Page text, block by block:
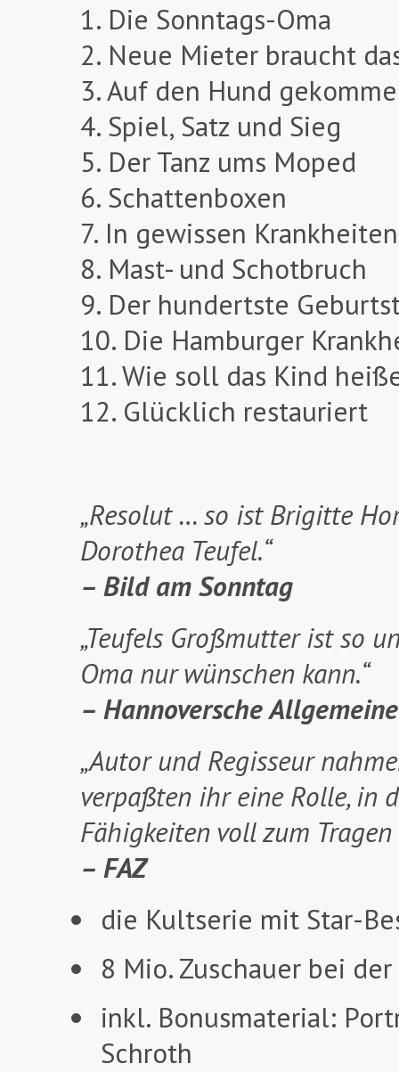
1. Die Sonntags-Oma
2. Neue Mieter braucht
3. Auf den Hund
4. Spiel, Satz und Sieg
5. Der Tanz ums Moped
6. Schattenboxen
7. In gewissen
8. Mast- und Schotbruch
9. Der hundertste
10. Die Hamburger
11. Wie soll das Kind
12. Glücklich restauriert
„Resolut … so ist Brigitte
Dorothea Teufel.“
– Bild am Sonntag
„Teufels Großmutter ist so
Oma nur wünschen kann.“
– Hannoversche Allgemeine
„Autor und Regisseur
verpaßten ihr eine Rolle, in
Fähigkeiten voll zum
– FAZ
die Kultserie mit Star-
8 Mio. Zuschauer bei
inkl. Bonusmaterial:
Schroth